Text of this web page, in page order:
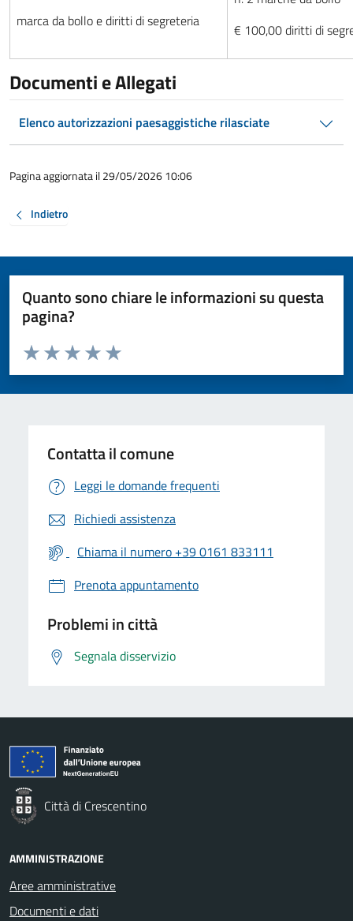
marca da bollo e diritti di segreteria
€ 100,00 diritti di
Documenti e Allegati
Elenco autorizzazioni paesaggistiche rilasciate
Pagina aggiornata il 29/05/2026 10:06
Indietro
Quanto sono chiare le informazioni su questa
pagina?
Valuta da 1 a 5 stelle la pagina
Valuta 5 stelle su 5
Valuta 4 stelle su 5
Valuta 3 stelle su 5
Valuta 2 stelle su 5
Valuta 1 stelle su 5
Contatta il comune
Leggi le domande frequenti
Richiedi assistenza
Chiama il numero +39 0161 833111
Prenota appuntamento
Problemi in città
Segnala disservizio
Città di Crescentino
AMMINISTRAZIONE
Aree amministrative
Documenti e dati